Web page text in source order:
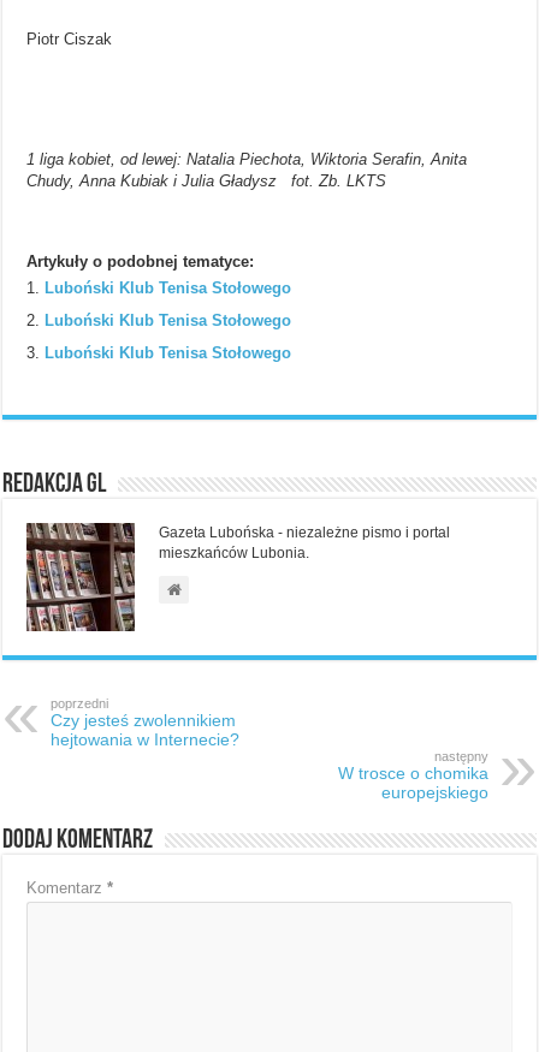
Piotr Ciszak
1 liga kobiet, od lewej: Natalia Piechota, Wiktoria Serafin, Anita
Chudy, Anna Kubiak i Julia Gładysz fot. Zb. LKTS
Artykuły o podobnej tematyce:
Luboński Klub Tenisa Stołowego
Luboński Klub Tenisa Stołowego
Luboński Klub Tenisa Stołowego
Redakcja GL
Gazeta Lubońska - niezależne pismo i portal
mieszkańców Lubonia.
poprzedni
Czy jesteś zwolennikiem
hejtowania w Internecie?
następny
W trosce o chomika
europejskiego
Dodaj komentarz
Komentarz*